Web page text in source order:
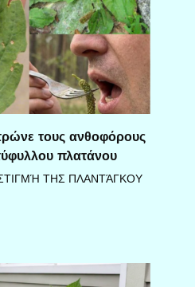
τους ανθοφόρους
πλατάνου
ΤΗΣ ΠΛΑΝΤΆΓΚΟΥ